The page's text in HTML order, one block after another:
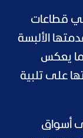
في قطاعات
الألبسة
يعكس
على تلبية
أسواق